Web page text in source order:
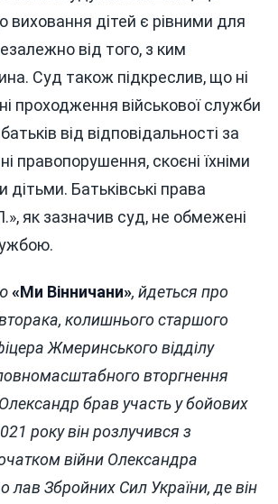
виховання дітей є рівними для
від того, з ким
Суд також підкреслив, що ні
проходження військової служби
від відповідальності за
правопорушення, скоєні їхніми
дітьми. Батьківські права
як зазначив суд, не обмежені
«Ми Вінничани», йдеться про
колишнього старшого
Жмеринського відділу
вторгнення
Олександр брав участь у бойових
року він розлучився з
війни Олександра
лав Збройних Сил України, де він